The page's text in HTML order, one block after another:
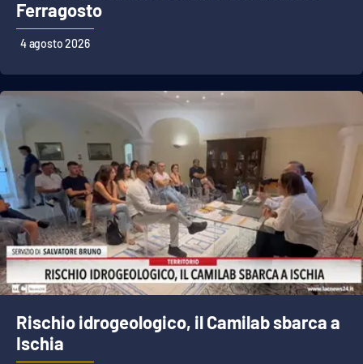
Ferragosto
4 agosto 2026
Rischio idrogeologico, il Camilab sbarca a
Ischia